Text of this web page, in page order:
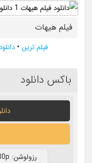
فیلم هیهات
فیلم ترین •
باکس دانلود
رزولوشن: 480p